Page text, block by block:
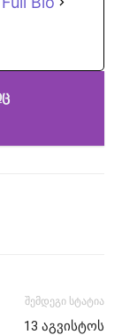
შემდეგი სტატია
13 აგვისტოს